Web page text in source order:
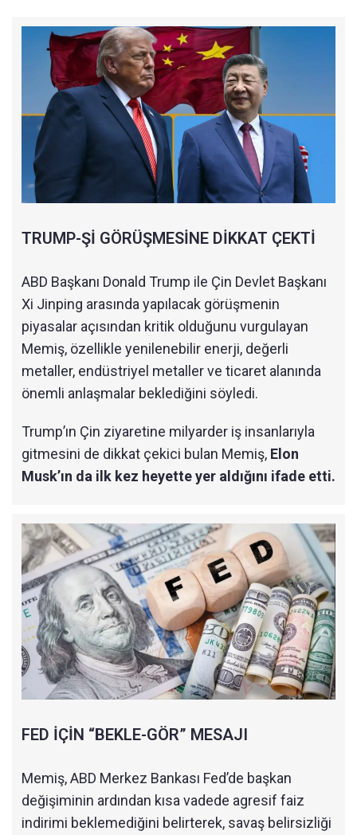
TRUMP-Şİ GÖRÜŞMESİNE DİKKAT ÇEKTİ
ABD Başkanı Donald Trump ile Çin Devlet Başkanı
Xi Jinping arasında yapılacak görüşmenin
piyasalar açısından kritik olduğunu vurgulayan
Memiş, özellikle yenilenebilir enerji, değerli
metaller, endüstriyel metaller ve ticaret alanında
önemli anlaşmalar beklediğini söyledi.
Trump’ın Çin ziyaretine milyarder iş insanlarıyla
gitmesini de dikkat çekici bulan Memiş, Elon
Musk’ın da ilk kez heyette yer aldığını ifade etti.
FED İÇİN “BEKLE-GÖR” MESAJI
Memiş, ABD Merkez Bankası Fed’de başkan
değişiminin ardından kısa vadede agresif faiz
indirimi beklemediğini belirterek, savaş belirsizliği